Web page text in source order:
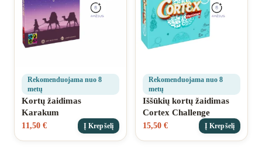
Rekomenduojama nuo 8
metų
Kortų žaidimas
Karakum
11,50 € Į Krepšelį
Rekomenduojama nuo 8
metų
Iššūkių kortų žaidimas
Cortex Challenge
15,50 € Į Krepšelį